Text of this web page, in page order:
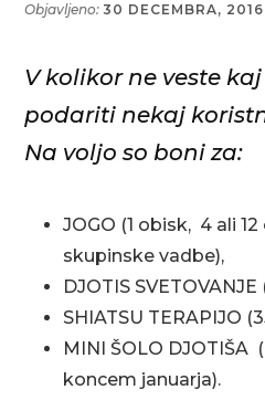
bivalnega
vastu.
Objavljeno: 30 DECEMBRA, 2016
V kolikor ne veste
podariti nekaj
Na voljo so boni za:
JOGO (1 obisk, 4 ali
skupinske vadbe),
DJOTIS SVETOVANJE
SHIATSU TERAPIJO
MINI ŠOLO DJOTIŠA
koncem januarja).